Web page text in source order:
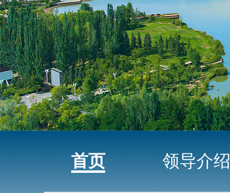
首页 领导介绍